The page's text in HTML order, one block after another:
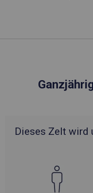
Dieses Zelt wird